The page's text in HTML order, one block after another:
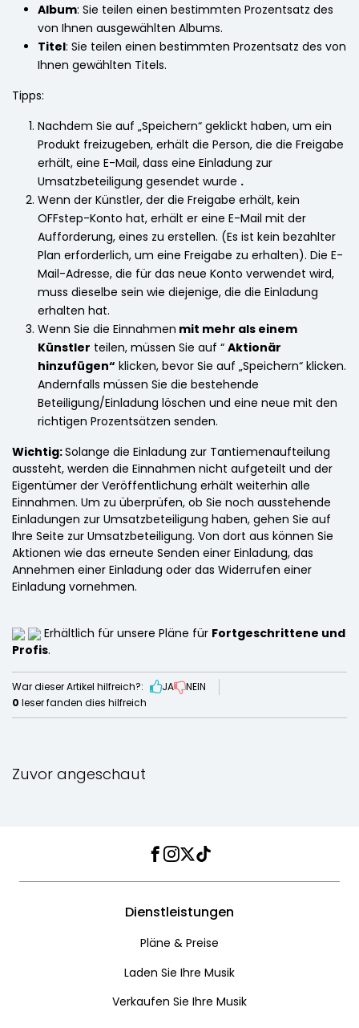
Album: Sie teilen einen bestimmten Prozentsatz des
von Ihnen ausgewählten Albums.
Titel: Sie teilen einen bestimmten Prozentsatz des von
Ihnen gewählten Titels.
Tipps:
Nachdem Sie auf „Speichern“ geklickt haben, um ein
Produkt freizugeben, erhält die Person, die die Freigabe
erhält, eine E-Mail, dass eine Einladung zur
Umsatzbeteiligung gesendet wurde .
Wenn der Künstler, der die Freigabe erhält, kein
OFFstep-Konto hat, erhält er eine E-Mail mit der
Aufforderung, eines zu erstellen. (Es ist kein bezahlter
Plan erforderlich, um eine Freigabe zu erhalten). Die E-
Mail-Adresse, die für das neue Konto verwendet wird,
muss dieselbe sein wie diejenige, die die Einladung
erhalten hat.
Wenn Sie die Einnahmen mit mehr als einem
Künstler teilen, müssen Sie auf “ Aktionär
hinzufügen“ klicken, bevor Sie auf „Speichern“ klicken.
Andernfalls müssen Sie die bestehende
Beteiligung/Einladung löschen und eine neue mit den
richtigen Prozentsätzen senden.
Wichtig:Solange die Einladung zur Tantiemenaufteilung
aussteht, werden die Einnahmen nicht aufgeteilt und der
Eigentümer der Veröffentlichung erhält weiterhin alle
Einnahmen. Um zu überprüfen, ob Sie noch ausstehende
Einladungen zur Umsatzbeteiligung haben, gehen Sie auf
Ihre Seite zur Umsatzbeteiligung. Von dort aus können Sie
Aktionen wie das erneute Senden einer Einladung, das
Annehmen einer Einladung oder das Widerrufen einer
Einladung vornehmen.
Erhältlich für unsere Pläne für Fortgeschrittene und
Profis.
War dieser Artikel hilfreich?: JA
NEIN
0 leser fanden dies hilfreich
Zuvor angeschaut
Facebook
Instagram
Twitter
TikTok
Dienstleistungen
Pläne & Preise
Laden Sie Ihre Musik
Verkaufen Sie Ihre Musik